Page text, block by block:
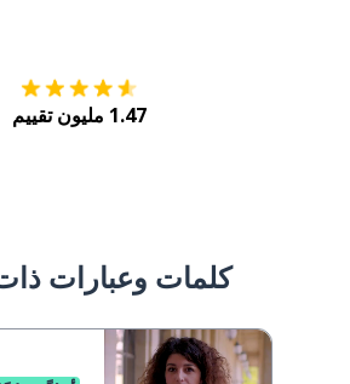
1.47 مليون تقييم
كلمات وعبارات